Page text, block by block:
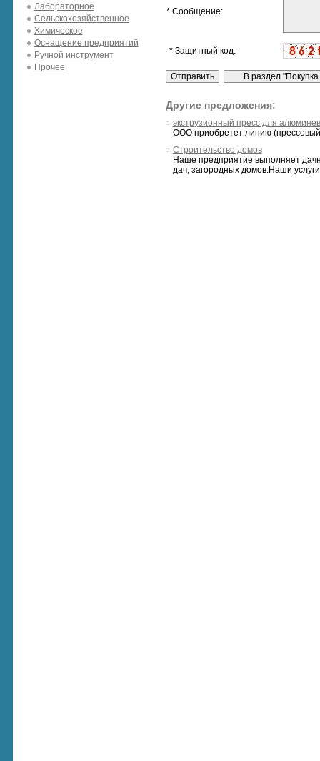
Лабораторное
Сельскохозяйственное
Химическое
Оснащение предприятий
Ручной инструмент
Прочее
* Сообщение:
* Защитный код:
Другие предложения:
экструзионный пресс для
ООО приобретет линию
Строительство домов
Наше предприятие выполняет
дач, загородных домов.Наши